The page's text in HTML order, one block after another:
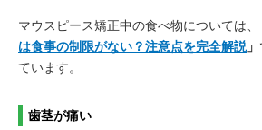
マウスピース矯正中の食べ物については、
は食事の制限がない？注意点を完全解説 」
ています。
歯茎が痛い